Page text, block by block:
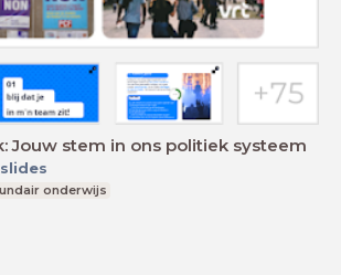
Jouw stem in ons politiek systeem
slides
onderwijs